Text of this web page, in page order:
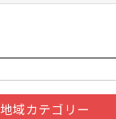
地域カテゴリー